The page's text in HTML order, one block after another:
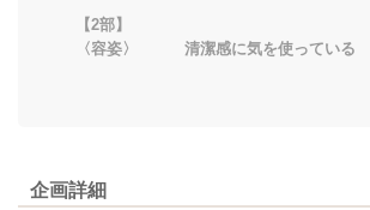
【2部】
〈容姿〉 清潔感に気を使っている
企画詳細